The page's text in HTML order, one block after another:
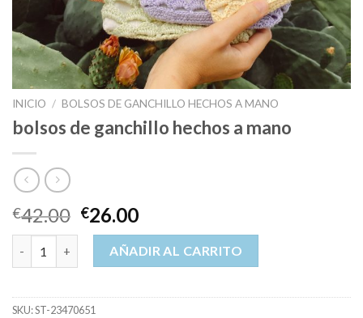
INICIO / BOLSOS DE GANCHILLO HECHOS A MANO
bolsos de ganchillo hechos a mano
€42.00 €26.00
bolsos de ganchillo hechos a mano cantidad
AÑADIR AL CARRITO
SKU:ST-23470651